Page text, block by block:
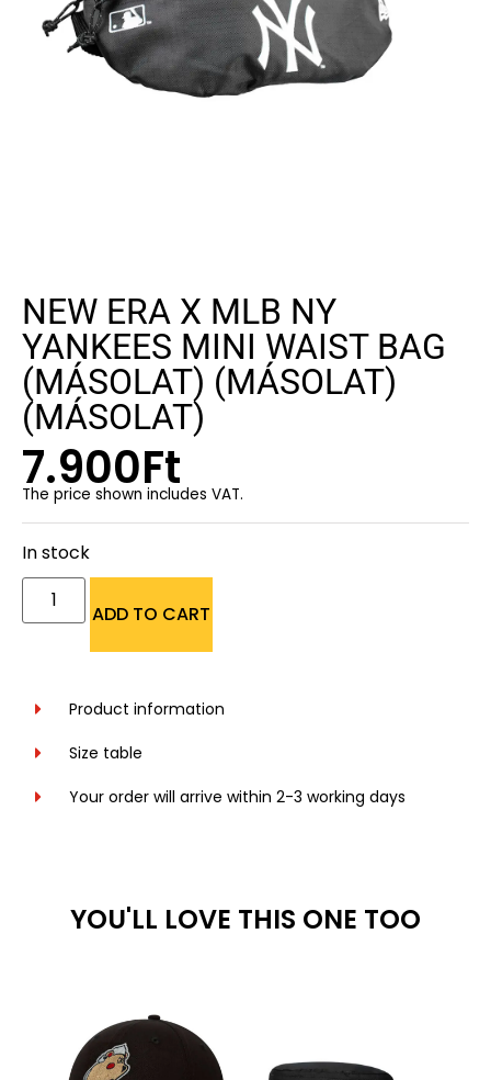
NEW ERA X MLB NY
YANKEES MINI WAIST BAG
(MÁSOLAT) (MÁSOLAT)
(MÁSOLAT)
7.900Ft
The price shown includes VAT.
In stock
ADD TO CART
Product information
Size table
Your order will arrive within 2-3 working days
YOU'LL LOVE THIS ONE TOO